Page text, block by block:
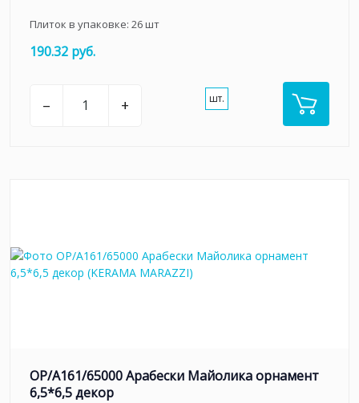
Плиток в упаковке: 26шт
190.32 руб.
– + шт.
OP/A161/65000 Арабески Майолика орнамент
6,5*6,5 декор